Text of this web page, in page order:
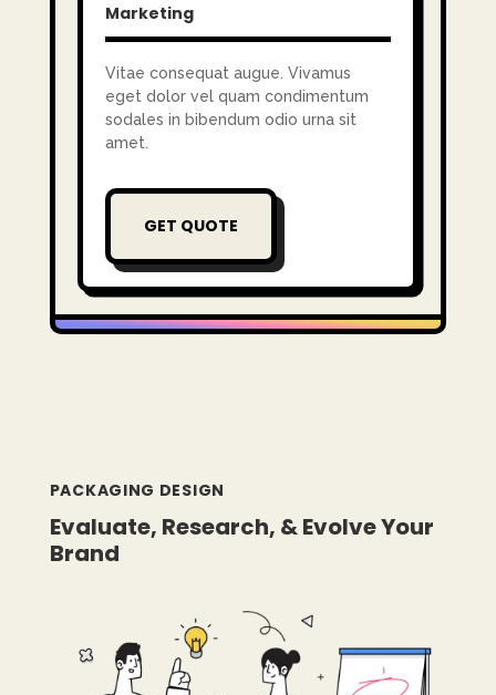
Marketing
Vitae consequat augue. Vivamus
eget dolor vel quam condimentum
sodales in bibendum odio urna sit
amet.
GET QUOTE
PACKAGING DESIGN
Evaluate, Research, & Evolve Your
Brand